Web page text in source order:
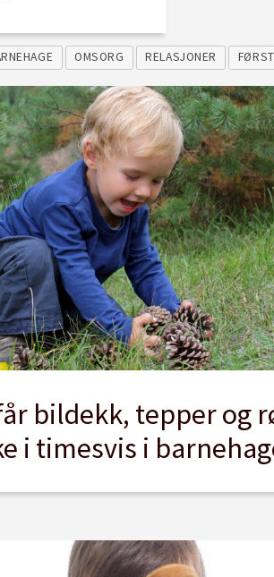
OMSORG RELASJONER
bildekk, tepper og
i timesvis i